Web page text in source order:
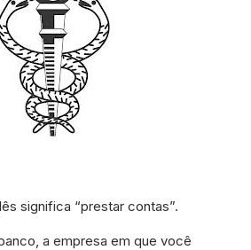
significa “prestar contas”.
a empresa em que você